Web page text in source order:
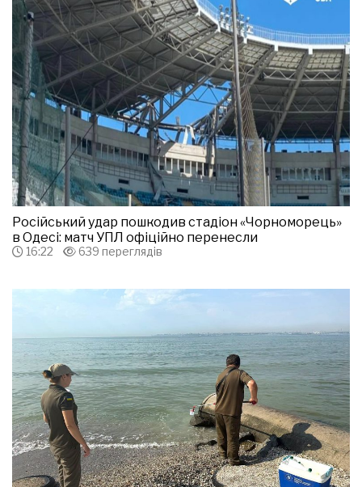
Російський удар пошкодив стадіон «Чорноморець»
в Одесі: матч УПЛ офіційно перенесли
16:22 639 переглядів